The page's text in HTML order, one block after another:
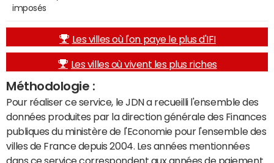
imposés
Les villes où l'on paye le plus d'IFI
Les villes où vivent les plus riches
Méthodologie :
Pour réaliser ce service, le JDN a recueilli l'ensemble des
données produites par la direction générale des Finances
publiques du ministère de l'Economie pour l'ensemble des
villes de France depuis 2004. Les années mentionnées
dans ce service correspondent aux années de paiement